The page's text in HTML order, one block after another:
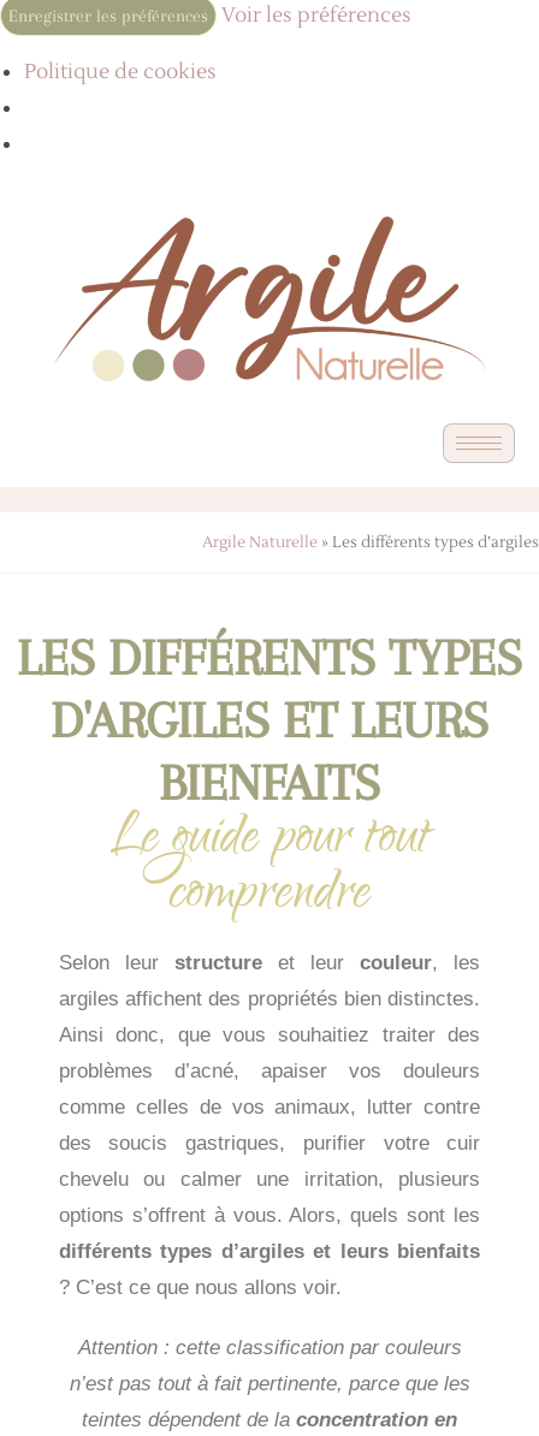
Enregistrer les préférences Voir les préférences
Politique de cookies
Argile Naturelle » Les différents types d’argiles
LES DIFFÉRENTS TYPES
D'ARGILES ET LEURS
BIENFAITS
Le guide pour tout
comprendre
Selon leur structureet leurcouleur, les
argiles affichent des propriétés bien distinctes.
Ainsi donc, que vous souhaitiez traiter des
problèmes d’acné, apaiser vos douleurs
comme celles de vos animaux, lutter contre
des soucis gastriques, purifier votre cuir
chevelu ou calmer une irritation, plusieurs
options s’offrent à vous. Alors, quels sont les
différents types d’argiles et leurs bienfaits
? C’est ce que nous allons voir.
Attention : cette classification par couleurs
n’est pas tout à fait pertinente, parce que les
teintes dépendent de la concentration en